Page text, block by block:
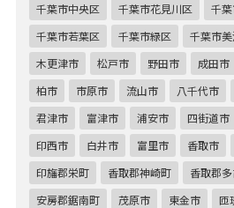
千葉市中央区 千葉市花見川区
千
千葉市若葉区
千葉市緑区 千葉市
木更津市
松戸市 野田市 成田市
柏市
市原市 流山市 八千代市
君津市
富津市 浦安市 四街道市
印西市
白井市 富里市 香取市
印旛郡栄町
香取郡神崎町 香取郡
安房郡鋸南町
茂原市 東金市 匝